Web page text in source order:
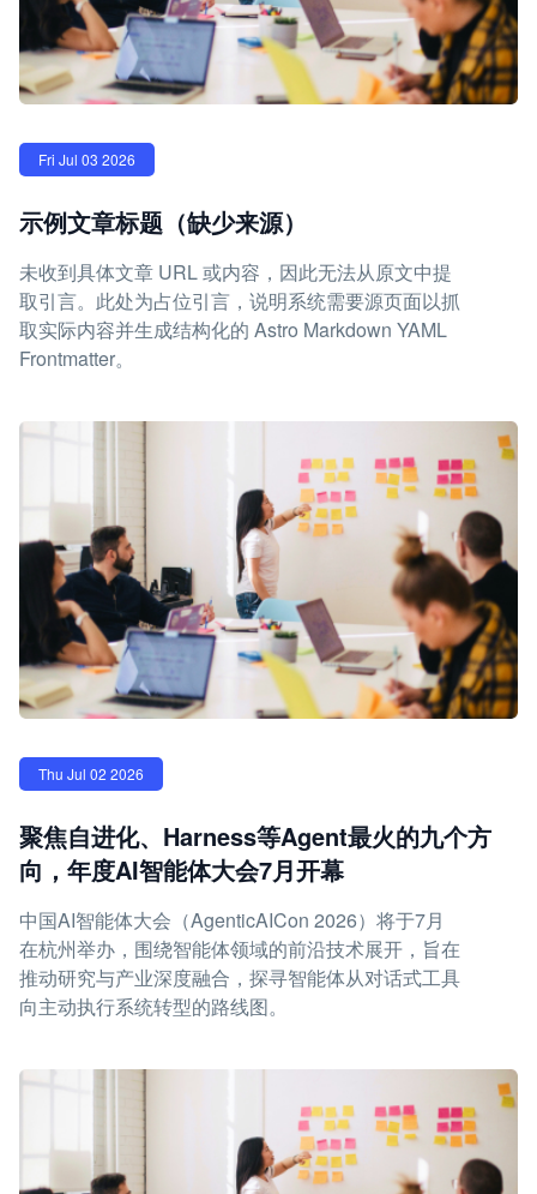
Fri Jul 03 2026
示例文章标题（缺少来源）
未收到具体文章 URL 或内容，因此无法从原文中提
取引言。此处为占位引言，说明系统需要源页面以抓
取实际内容并生成结构化的 Astro Markdown YAML
Frontmatter。
Thu Jul 02 2026
聚焦自进化、Harness等Agent最火的九个方
向，年度AI智能体大会7月开幕
中国AI智能体大会（AgenticAICon 2026）将于7月
在杭州举办，围绕智能体领域的前沿技术展开，旨在
推动研究与产业深度融合，探寻智能体从对话式工具
向主动执行系统转型的路线图。